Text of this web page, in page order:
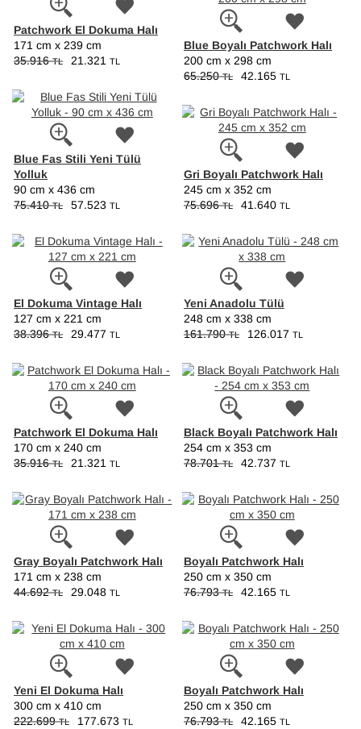
Patchwork El Dokuma Halı
171 cm x 239 cm
35.916TL 21.321 TL
Blue Boyalı Patchwork Halı
200 cm x 298 cm
65.250TL 42.165 TL
Blue Fas Stili Yeni Tülü
Yolluk
90 cm x 436 cm
75.410TL 57.523 TL
Gri Boyalı Patchwork Halı
245 cm x 352 cm
75.696TL 41.640 TL
El Dokuma Vintage Halı
127 cm x 221 cm
38.396TL 29.477 TL
Yeni Anadolu Tülü
248 cm x 338 cm
161.790TL 126.017 TL
Patchwork El Dokuma Halı
170 cm x 240 cm
35.916TL 21.321 TL
Black Boyalı Patchwork Halı
254 cm x 353 cm
78.701TL 42.737 TL
Gray Boyalı Patchwork Halı
171 cm x 238 cm
44.692TL 29.048 TL
Boyalı Patchwork Halı
250 cm x 350 cm
76.793TL 42.165 TL
Yeni El Dokuma Halı
300 cm x 410 cm
222.699TL 177.673 TL
Boyalı Patchwork Halı
250 cm x 350 cm
76.793TL 42.165 TL